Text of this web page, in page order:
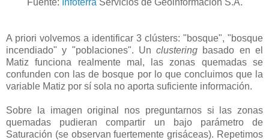
A priori volvemos a identificar 3 clústers: "bosque", "bosque
incendiado" y "poblaciones". Unclustering basado en el
Matiz funciona realmente mal, las zonas quemadas se
confunden con las de bosque por lo que concluimos que la
variable Matiz por sí sola no aporta suficiente información.
Sobre la imagen original nos preguntarnos si las zonas
quemadas pudieran compartir un bajo parámetro de
Saturación (se observan fuertemente grisáceas). Repetimos